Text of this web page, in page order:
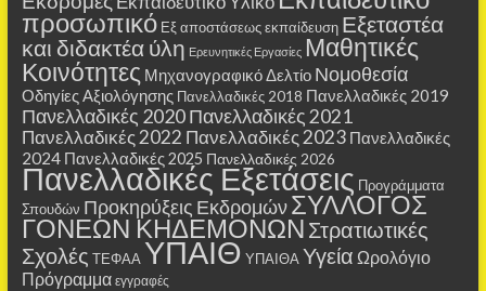
προσωπικό Εξ αποστάσεως εκπαίδευση Εξεταστέα
και διδακτέα ύλη Ερευνητικές Εργασίες Μαθητικές
Κοινότητες Μηχανογραφικό Δελτίο Νομοθεσία
Οδηγίες Αξιολόγησης Πανελλαδικές 2018 Πανελλαδικές 2019
Πανελλαδικές 2020 Πανελλαδικές 2021
Πανελλαδικές 2022 Πανελλαδικές 2023 Πανελλαδικές
2024 Πανελλαδικές 2025 Πανελλαδικές 2026
Πανελλαδικές Εξετάσεις Προγράμματα
Σπουδών Προκηρύξεις ΕκδρομώνΣΥΛΛΟΓΟΣ
ΓΟΝΕΩΝ ΚΗΔΕΜΟΝΩΝ Στρατιωτικές
Σχολές ΤΕΦΑΑ ΥΠΑΙΘ ΥΠΑΙΘΑ Υγεία Ωρολόγιο
Πρόγραμμα εγγραφές